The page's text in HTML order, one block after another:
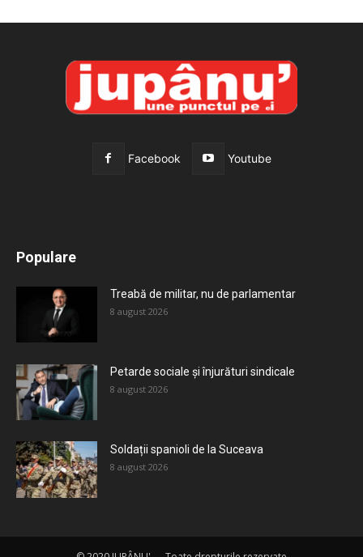
Facebook Youtube
Populare
Treabă de militar, nu de parlamentar
8 august 2026
Petarde sociale și înjurături sindicale
8 august 2026
Soldații spanioli de la Suceava
8 august 2026